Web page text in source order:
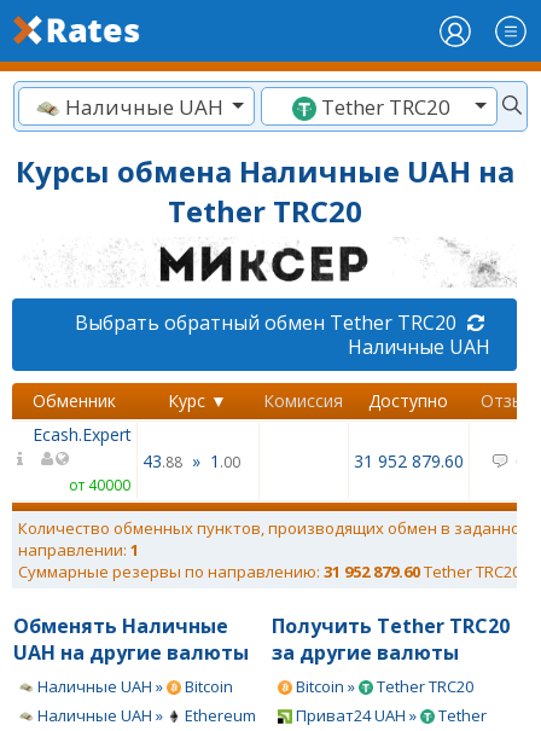
Наличные UAH Tether TRC20
Курсы обмена Наличные UAH на
Tether TRC20
Выбрать обратный обмен Tether TRC20
Наличные UAH
Обменник Курс ▼ Комиссия Доступно
Ecash.Expert
от 40000
43.88 » 1 .00 31 952 879.60 0
Количество обменных пунктов, производящих обмен в заданном
направлении: 1
Суммарные резервы по направлению: 31 952 879.60Tether TRC20
Обменять Наличные
UAH на другие валюты
Наличные UAH »
Bitcoin
Наличные UAH »
Ethereum
Получить Tether TRC20
за другие валюты
Bitcoin »
Tether TRC20
Приват24 UAH »
Tether